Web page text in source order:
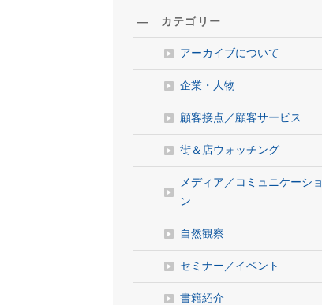
― カテゴリー
アーカイブについて
企業・人物
顧客接点／顧客サービス
街＆店ウォッチング
メディア／コミュニケーショ
ン
自然観察
セミナー／イベント
書籍紹介